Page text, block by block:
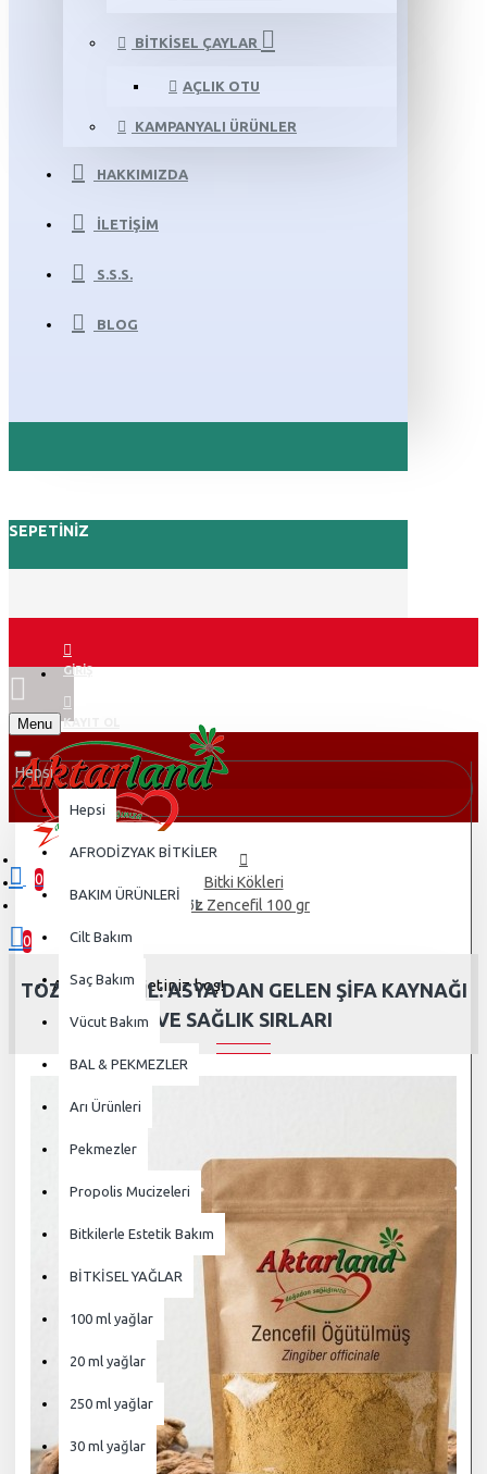
BITKISEL ÇAYLAR
AÇLIK OTU
KAMPANYALI ÜRÜNLER
HAKKIMIZDA
İLETIŞIM
S.S.S.
BLOG
SEPETINIZ
GIRIŞ
KAYIT OL
Menu
0
0 ürün - 0,00TL
0
Alışveriş sepetiniz boş!
Hepsi
Hepsi
AFRODİZYAK BİTKİLER
BAKIM ÜRÜNLERİ
Cilt Bakım
Saç Bakım
Vücut Bakım
BAL & PEKMEZLER
Arı Ürünleri
Pekmezler
Propolis Mucizeleri
Bitkilerle Estetik Bakım
BİTKİSEL YAĞLAR
100 ml yağlar
20 ml yağlar
250 ml yağlar
30 ml yağlar
Bitki Kökleri
Toz Zencefil 100 gr
TOZ ZENCEFIL: ASYA'DAN GELEN ŞIFA KAYNAĞI
VE SAĞLIK SIRLARI